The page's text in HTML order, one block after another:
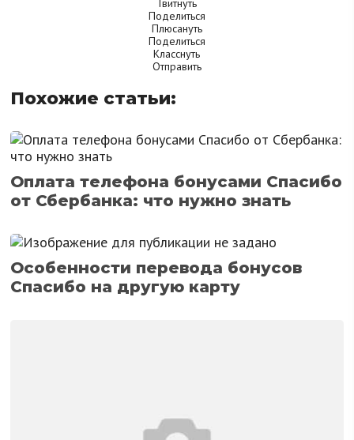
Твитнуть
Поделиться
Плюсануть
Поделиться
Класснуть
Отправить
Похожие статьи:
Оплата телефона бонусами Спасибо
от Сбербанка: что нужно знать
Особенности перевода бонусов
Спасибо на другую карту